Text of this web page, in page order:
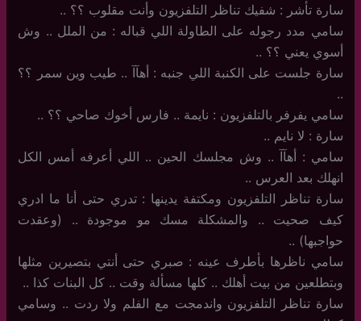
سارة تأشر : شفيك تناظر التلفزيون وأنت مقلوب ؟؟ ..
سامي مدد رجوله على الطاولة اللي قباله : من الملل .. وش
أسوي يعني ؟؟ ..
سارة جلست على الكنبة اللي جنبه : أهآآ .. طيب وين سمر ؟؟
..
سامي يفرفر بالتلفزيون : نايمة .. فارس أخوك صاحي ؟؟ ..
سارة : لا نايم ..
سامي : أهآآ .. وش مجلسك الحين .. اللي أعرفه أمس الكل
انهلك بعد العرس ..
سارة تناظر التلفزيون ومكتفة يدينها : تدري حتى أنا ما ادري
كيف صحيت .. والمشكلة مسك مو موجودة .. (وعقدت
حواجبها) ..
سامي ناظرها بأطرف عينه : صبري حتى أنتي بتصيرين مثلها
وبتطلعين من بيت أهلك .. كلها مسألة وقت .. كل البنات كذا ..
سارة تناظر التلفزيون واندمجت مع الفلم ولا ردت .. وسامي